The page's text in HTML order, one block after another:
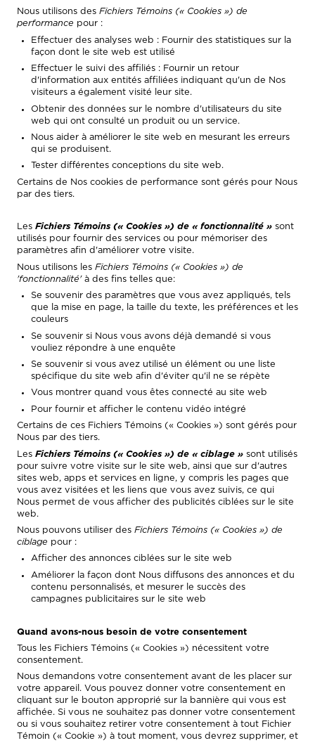
Nous utilisons des Fichiers Témoins (« Cookies ») de
performance pour :
Effectuer des analyses web : Fournir des statistiques sur la
façon dont le site web est utilisé
Effectuer le suivi des affiliés : Fournir un retour
d'information aux entités affiliées indiquant qu'un de Nos
visiteurs a également visité leur site.
Obtenir des données sur le nombre d'utilisateurs du site
web qui ont consulté un produit ou un service.
Nous aider à améliorer le site web en mesurant les erreurs
qui se produisent.
Tester différentes conceptions du site web.
Certains de Nos cookies de performance sont gérés pour Nous
par des tiers.
Les Fichiers Témoins (« Cookies ») de « fonctionnalité » sont
utilisés pour fournir des services ou pour mémoriser des
paramètres afin d'améliorer votre visite.
Nous utilisons les Fichiers Témoins (« Cookies ») de
'fonctionnalité'à des fins telles que:
Se souvenir des paramètres que vous avez appliqués, tels
que la mise en page, la taille du texte, les préférences et les
couleurs
Se souvenir si Nous vous avons déjà demandé si vous
vouliez répondre à une enquête
Se souvenir si vous avez utilisé un élément ou une liste
spécifique du site web afin d'éviter qu'il ne se répète
Vous montrer quand vous êtes connecté au site web
Pour fournir et afficher le contenu vidéo intégré
Certains de ces Fichiers Témoins (« Cookies ») sont gérés pour
Nous par des tiers.
Les Fichiers Témoins (« Cookies ») de « ciblage » sont utilisés
pour suivre votre visite sur le site web, ainsi que sur d'autres
sites web, apps et services en ligne, y compris les pages que
vous avez visitées et les liens que vous avez suivis, ce qui
Nous permet de vous afficher des publicités ciblées sur le site
web.
Nous pouvons utiliser des Fichiers Témoins (« Cookies ») de
ciblage pour :
Afficher des annonces ciblées sur le site web
Améliorer la façon dont Nous diffusons des annonces et du
contenu personnalisés, et mesurer le succès des
campagnes publicitaires sur le site web
Quand avons-nous besoin de votre consentement
Tous les Fichiers Témoins (« Cookies ») nécessitent votre
consentement.
Nous demandons votre consentement avant de les placer sur
votre appareil. Vous pouvez donner votre consentement en
cliquant sur le bouton approprié sur la bannière qui vous est
affichée. Si vous ne souhaitez pas donner votre consentement
ou si vous souhaitez retirer votre consentement à tout Fichier
Témoin (« Cookie ») à tout moment, vous devrez supprimer, et